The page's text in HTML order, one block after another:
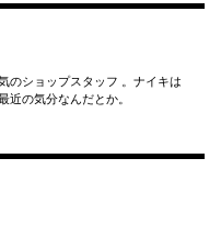
のショップスタッフ 。ナイキは
近の気分なんだとか。